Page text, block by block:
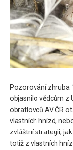
Pozorování zhruba
objasnilo vědcům z
obratlovců AV ČR
vlastních hnízd,
zvláštní strategii,
totiž z vlastních